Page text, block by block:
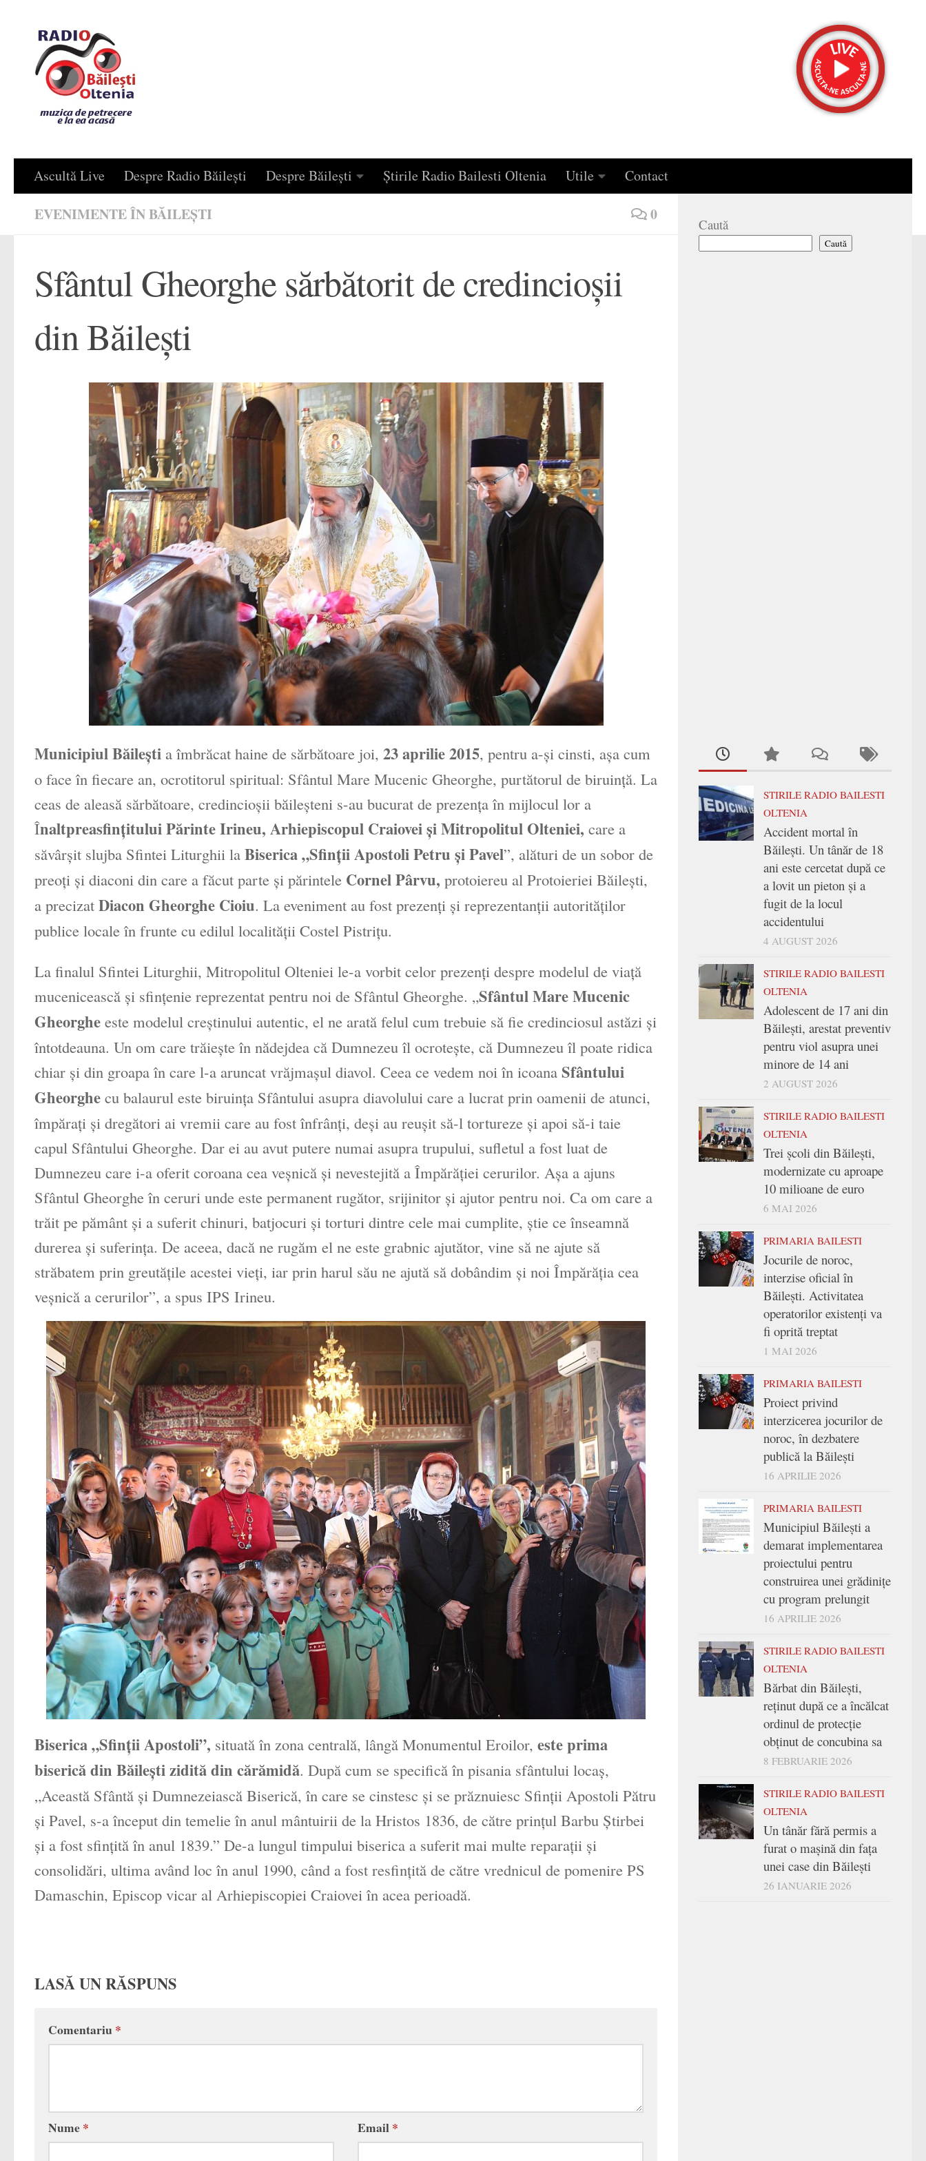
Ascultă Live Despre Radio Băilești Despre Băilești Știrile Radio Bailesti Oltenia Utile Contact
EVENIMENTE ÎN BĂILEȘTI 0
Sfântul Gheorghe sărbătorit de credincioşii
din Băileşti
Municipiul Băileşti a îmbrăcat haine de sărbătoare joi, 23 aprilie 2015, pentru a-şi cinsti, aşa cum
o face în fiecare an, ocrotitorul spiritual: Sfântul Mare Mucenic Gheorghe, purtătorul de biruinţă. La
ceas de aleasă sărbătoare, credincioşii băileşteni s-au bucurat de prezenţa în mijlocul lor a
Înaltpreasfinţitului Părinte Irineu, Arhiepiscopul Craiovei şi Mitropolitul Olteniei, care a
săvârşit slujba Sfintei Liturghii la Biserica „Sfinţii Apostoli Petru şi Pavel”, alături de un sobor de
preoţi şi diaconi din care a făcut parte şi părintele Cornel Pârvu, protoiereu al Protoieriei Băileşti,
a precizat Diacon Gheorghe Cioiu. La eveniment au fost prezenţi şi reprezentanţii autorităţilor
publice locale în frunte cu edilul localităţii Costel Pistriţu.
La finalul Sfintei Liturghii, Mitropolitul Olteniei le-a vorbit celor prezenţi despre modelul de viaţă
mucenicească şi sfinţenie reprezentat pentru noi de Sfântul Gheorghe. „Sfântul Mare Mucenic
Gheorghe este modelul creştinului autentic, el ne arată felul cum trebuie să fie credinciosul astăzi şi
întotdeauna. Un om care trăieşte în nădejdea că Dumnezeu îl ocroteşte, că Dumnezeu îl poate ridica
chiar şi din groapa în care l-a aruncat vrăjmaşul diavol. Ceea ce vedem noi în icoana Sfântului
Gheorghe cu balaurul este biruinţa Sfântului asupra diavolului care a lucrat prin oamenii de atunci,
împăraţi şi dregători ai vremii care au fost înfrânţi, deşi au reuşit să-l tortureze şi apoi să-i taie
capul Sfântului Gheorghe. Dar ei au avut putere numai asupra trupului, sufletul a fost luat de
Dumnezeu care i-a oferit coroana cea veşnică şi nevestejită a Împărăţiei cerurilor. Aşa a ajuns
Sfântul Gheorghe în ceruri unde este permanent rugător, srijinitor şi ajutor pentru noi. Ca om care a
trăit pe pământ şi a suferit chinuri, batjocuri şi torturi dintre cele mai cumplite, ştie ce înseamnă
durerea şi suferinţa. De aceea, dacă ne rugăm el ne este grabnic ajutător, vine să ne ajute să
străbatem prin greutăţile acestei vieţi, iar prin harul său ne ajută să dobândim şi noi Împărăţia cea
veşnică a cerurilor”, a spus IPS Irineu.
Biserica „Sfinţii Apostoli”, situată în zona centrală, lângă Monumentul Eroilor, este prima
biserică din Băileşti zidită din cărămidă. După cum se specifică în pisania sfântului locaş,
„Această Sfântă şi Dumnezeiască Biserică, în care se cinstesc şi se prăznuiesc Sfinţii Apostoli Pătru
şi Pavel, s-a început din temelie în anul mântuirii de la Hristos 1836, de către prinţul Barbu Ştirbei
şi a fost sfinţită în anul 1839.” De-a lungul timpului biserica a suferit mai multe reparaţii şi
consolidări, ultima având loc în anul 1990, când a fost resfinţită de către vrednicul de pomenire PS
Damaschin, Episcop vicar al Arhiepiscopiei Craiovei în acea perioadă.
LASĂ UN RĂSPUNS
Comentariu*
Nume* Email*
Caută
Caută
STIRILE RADIO BAILESTI
OLTENIA
Accident mortal în
Băilești. Un tânăr de 18
ani este cercetat după ce
a lovit un pieton și a
fugit de la locul
accidentului
4 AUGUST 2026
STIRILE RADIO BAILESTI
OLTENIA
Adolescent de 17 ani din
Băilești, arestat preventiv
pentru viol asupra unei
minore de 14 ani
2 AUGUST 2026
STIRILE RADIO BAILESTI
OLTENIA
Trei şcoli din Băileşti,
modernizate cu aproape
10 milioane de euro
6 MAI 2026
PRIMARIA BAILESTI
Jocurile de noroc,
interzise oficial în
Băilești. Activitatea
operatorilor existenți va
fi oprită treptat
1 MAI 2026
PRIMARIA BAILESTI
Proiect privind
interzicerea jocurilor de
noroc, în dezbatere
publică la Băilești
16 APRILIE 2026
PRIMARIA BAILESTI
Municipiul Băilești a
demarat implementarea
proiectului pentru
construirea unei grădinițe
cu program prelungit
16 APRILIE 2026
STIRILE RADIO BAILESTI
OLTENIA
Bărbat din Băilești,
reținut după ce a încălcat
ordinul de protecție
obținut de concubina sa
8 FEBRUARIE 2026
STIRILE RADIO BAILESTI
OLTENIA
Un tânăr fără permis a
furat o mașină din fața
unei case din Băilești
26 IANUARIE 2026